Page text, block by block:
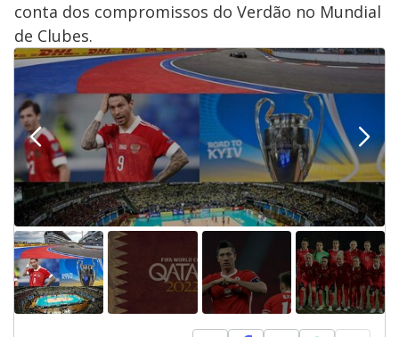
conta dos compromissos do Verdão no Mundial
de Clubes.